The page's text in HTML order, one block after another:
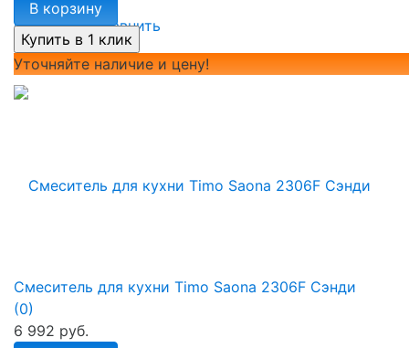
избранное сравнить
В корзину
Уточняйте наличие и цену!
Смеситель для кухни Timo Saona 2306F Сэнди
(0)
6 992 руб.